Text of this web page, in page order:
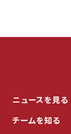
ニュースを見る
チームを知る